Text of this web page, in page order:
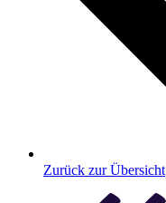
Zurück zur Übersicht